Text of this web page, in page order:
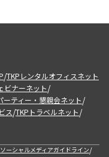
/TKPレンタルオフィスネット
ビナーネット/
ーティー・懇親会ネット/
ス/TKPトラベルネット/
ソーシャルメディアガイドライン/